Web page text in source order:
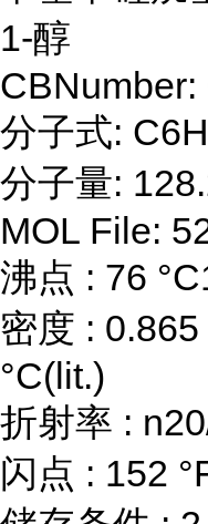
1-醇
分子式:
分子量:
MOL File:
沸点 : 76
密度 :
°C(lit.)
折射率 :
闪点 : 152